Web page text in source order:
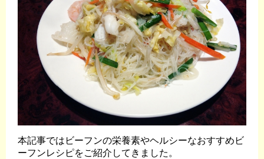
本記事ではビーフンの栄養素やヘルシーなおすすめビ
ーフンレシピをご紹介してきました。